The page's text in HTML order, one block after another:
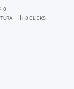
0
8CLICKS